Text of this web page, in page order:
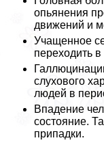
опьянения
движений и
Учащенное
переходить
слухового
людей в
Впадение
состояние.
припадки.